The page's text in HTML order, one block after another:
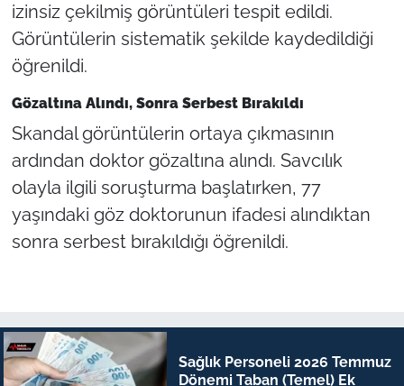
izinsiz çekilmiş görüntüleri tespit edildi.
Görüntülerin sistematik şekilde kaydedildiği
öğrenildi.
Gözaltına Alındı, Sonra Serbest Bırakıldı
Skandal görüntülerin ortaya çıkmasının
ardından doktor gözaltına alındı. Savcılık
olayla ilgili soruşturma başlatırken, 77
yaşındaki göz doktorunun ifadesi alındıktan
sonra serbest bırakıldığı öğrenildi.
Sağlık Personeli 2026 Temmuz
Dönemi Taban (Temel) Ek